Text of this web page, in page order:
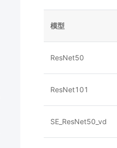
模型
ResNet50
ResNet101
SE_ResNet50_vd